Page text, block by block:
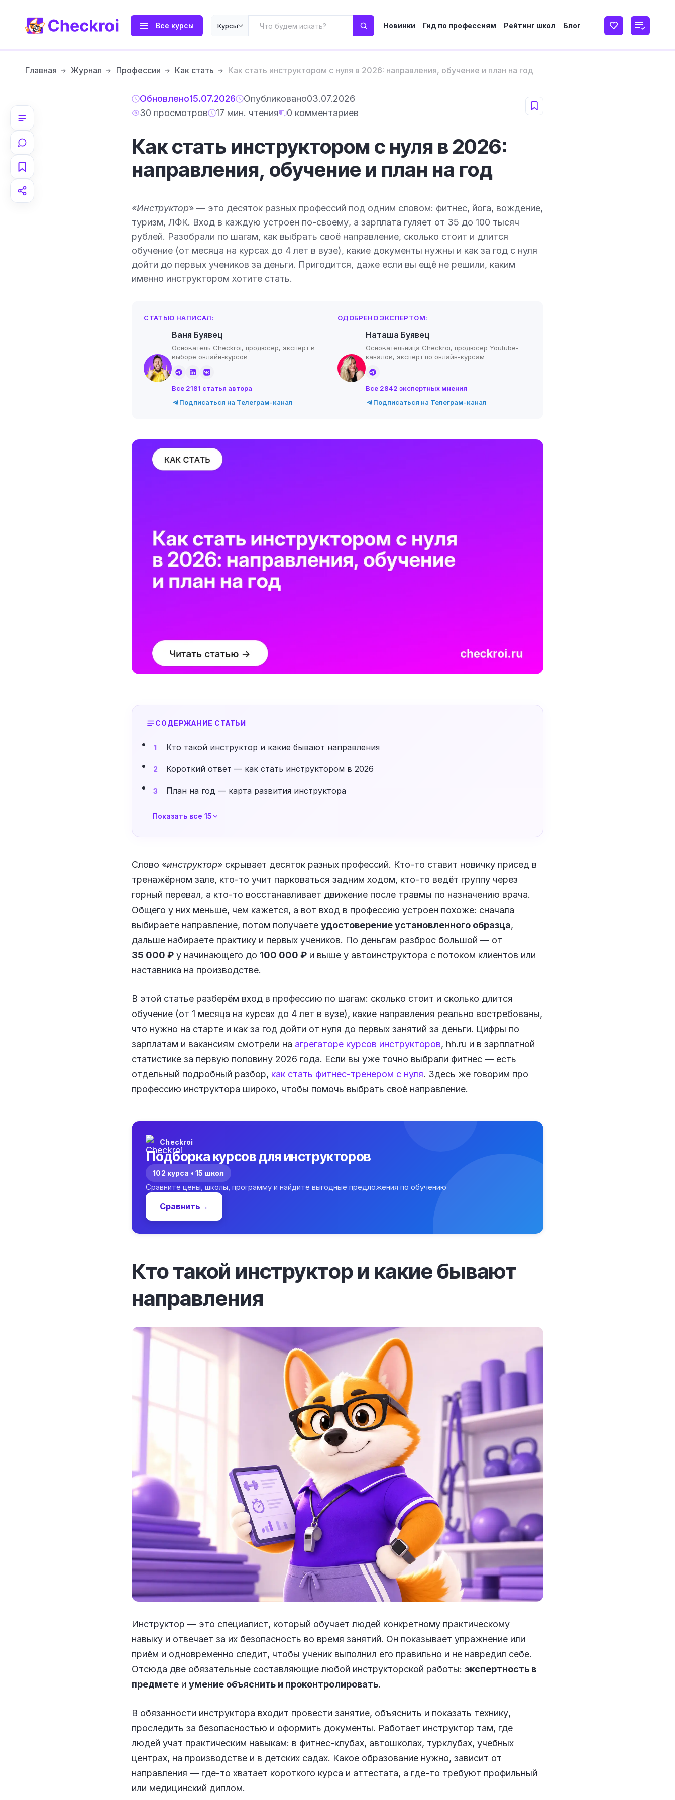
Все курсы Курсы Новинки Гид по профессиям Рейтинг школ Блог
Главная Журнал Профессии Как стать Как стать инструктором с нуля в 2026: направления, обучение и план на год
Обновлено15.07.2026 Опубликовано03.07.2026
30 просмотров
17 мин. чтения 0 комментариев
Как стать инструктором с нуля в 2026:
направления, обучение и план на год
«Инструктор» — это десяток разных профессий под одним словом: фитнес, йога, вождение,
туризм, ЛФК. Вход в каждую устроен по-своему, а зарплата гуляет от 35 до 100 тысяч
рублей. Разобрали по шагам, как выбрать своё направление, сколько стоит и длится
обучение (от месяца на курсах до 4 лет в вузе), какие документы нужны и как за год с нуля
дойти до первых учеников за деньги. Пригодится, даже если вы ещё не решили, каким
именно инструктором хотите стать.
СТАТЬЮ НАПИСАЛ:
Ваня Буявец
Основатель Checkroi, продюсер, эксперт в
выборе онлайн-курсов
Все 2181 статья автора
Подписаться на Телеграм-канал
ОДОБРЕНО ЭКСПЕРТОМ:
Наташа Буявец
Основательница Checkroi, продюсер Youtube-
каналов, эксперт по онлайн-курсам
Все 2842 экспертных мнения
Подписаться на Телеграм-канал
СОДЕРЖАНИЕ СТАТЬИ
1 Кто такой инструктор и какие бывают направления
2 Короткий ответ — как стать инструктором в 2026
3 План на год — карта развития инструктора
Показать все 15
Слово «инструктор» скрывает десяток разных профессий. Кто-то ставит новичку присед в
тренажёрном зале, кто-то учит парковаться задним ходом, кто-то ведёт группу через
горный перевал, а кто-то восстанавливает движение после травмы по назначению врача.
Общего у них меньше, чем кажется, а вот вход в профессию устроен похоже: сначала
выбираете направление, потом получаетеудостоверение установленного образца,
дальше набираете практику и первых учеников. По деньгам разброс большой — от
35 000 ₽ у начинающего до 100 000 ₽ и выше у автоинструктора с потоком клиентов или
наставника на производстве.
В этой статье разберём вход в профессию по шагам: сколько стоит и сколько длится
обучение (от 1 месяца на курсах до 4 лет в вузе), какие направления реально востребованы,
что нужно на старте и как за год дойти от нуля до первых занятий за деньги. Цифры по
зарплатам и вакансиям смотрели на агрегаторе курсов инструкторов, hh.ru и в зарплатной
статистике за первую половину 2026 года. Если вы уже точно выбрали фитнес — есть
отдельный подробный разбор, как стать фитнес-тренером с нуля. Здесь же говорим про
профессию инструктора широко, чтобы помочь выбрать своё направление.
Checkroi
Подборка курсов для инструкторов
102 курса • 15 школ
Сравните цены, школы, программу и найдите выгодные предложения по обучению
Сравнить →
Кто такой инструктор и какие бывают
направления
Инструктор — это специалист, который обучает людей конкретному практическому
навыку и отвечает за их безопасность во время занятий. Он показывает упражнение или
приём и одновременно следит, чтобы ученик выполнил его правильно и не навредил себе.
Отсюда две обязательные составляющие любой инструкторской работы:экспертность в
предмете иумение объяснить и проконтролировать.
В обязанности инструктора входит провести занятие, объяснить и показать технику,
проследить за безопасностью и оформить документы. Работает инструктор там, где
людей учат практическим навыкам: в фитнес-клубах, автошколах, турклубах, учебных
центрах, на производстве и в детских садах. Какое образование нужно, зависит от
направления — где-то хватает короткого курса и аттестата, а где-то требуют профильный
или медицинский диплом.